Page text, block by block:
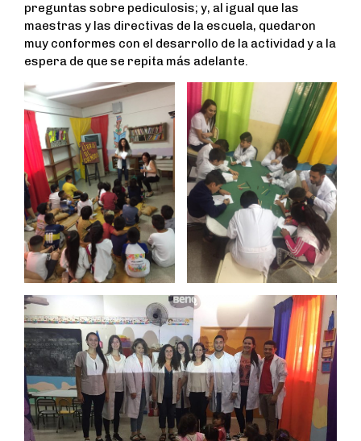
preguntas sobre pediculosis; y, al igual que las
maestras y las directivas de la escuela, quedaron
muy conformes con el desarrollo de la actividad y a la
espera de que se repita más adelante.